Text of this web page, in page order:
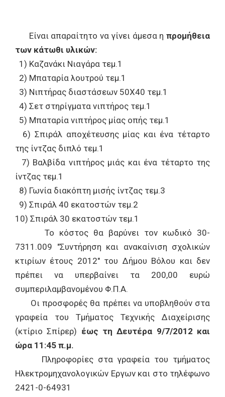
Είναι απαραίτητο να γίνει άμεσα η προμήθεια
των κάτωθι υλικών:
1) Καζανάκι Νιαγάρα τεμ.1
2) Μπαταρία λουτρού τεμ.1
3) Νιπτήρας διαστάσεων 50Χ40 τεμ.1
4) Σετ στηρίγματα νιπτήρος τεμ.1
5) Μπαταρία νιπτήρος μίας οπής τεμ.1
6) Σπιράλ αποχέτευσης μίας και ένα τέταρτο
της ίντζας διπλό τεμ.1
7) Βαλβίδα νιπτήρος μιάς και ένα τέταρτο της
ίντζας τεμ.1
8) Γωνία διακόπτη μισής ίντζας τεμ.3
9) Σπιράλ 40 εκατοστών τεμ.2
10) Σπιράλ 30 εκατοστών τεμ.1
Το κόστος θα βαρύνει τον κωδικό 30-
7311.009 "Συντήρηση και ανακαίνιση σχολικών
κτιρίων έτους 2012" του Δήμου Βόλου και δεν
πρέπει να υπερβαίνει τα 200,00 ευρώ
συμπεριλαμβανομένου Φ.Π.Α.
Οι προσφορές θα πρέπει να υποβληθούν στα
γραφεία του Τμήματος Τεχνικής Διαχείρισης
(κτίριο Σπίρερ) έως τη Δευτέρα 9/7/2012 και
ώρα 11:45 π.μ.
Πληροφορίες στα γραφεία του τμήματος
Ηλεκτρομηχανολογικών Εργων και στο τηλέφωνο
2421-0-64931